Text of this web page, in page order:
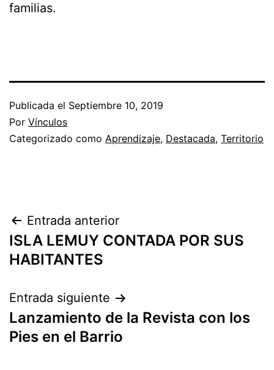
familias.
Publicada el Septiembre 10, 2019
Por Vínculos
Categorizado como Aprendizaje, Destacada, Territorio
Navegación
de
Entrada anterior
ISLA LEMUY CONTADA POR SUS
HABITANTES
Entrada siguiente
Lanzamiento de la Revista con los
Pies en el Barrio